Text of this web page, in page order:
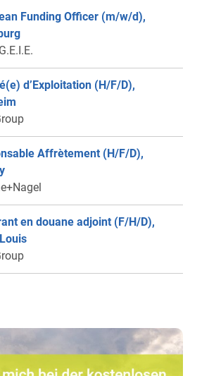
Funding Officer (m/w/d),
d’Exploitation (H/F/D),
Affrètement (H/F/D),
en douane adjoint (F/H/D),